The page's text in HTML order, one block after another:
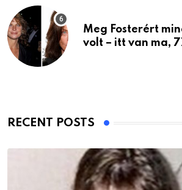
Meg Fosterért
volt – itt van ma,
RECENT POSTS